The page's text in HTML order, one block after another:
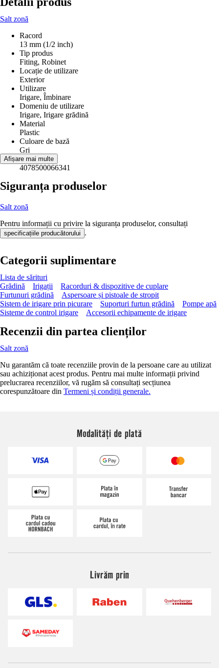
Salt zonă
Racord
13 mm (1/2 inch)
Tip produs
Fiting, Robinet
Locație de utilizare
Exterior
Utilizare
Irigare, Îmbinare
Domeniu de utilizare
Irigare, Irigare grădină
Material
Plastic
Culoare de bază
Gri
EAN
4078500066341
Afișare mai multe
Siguranța produselor
Salt zonă
Pentru informații cu privire la siguranța produselor, consultați
specificațiile producătorului .
Categorii suplimentare
Lista de sărituri
Grădină
Irigații
Racorduri & dispozitive de cuplare
Furtunuri grădină
Aspersoare și pistoale de stropit
Sistem de irigare prin picurare
Suporturi furtun grădină
Pompe apă
Sisteme de control irigare
Accesorii echipamente de irigare
Recenzii din partea clienților
Salt zonă
Nu garantăm că toate recenziile provin de la persoane care au utilizat
sau achiziționat acest produs. Pentru mai multe informații privind
prelucrarea recenziilor, vă rugăm să consultați secțiunea
corespunzătoare din Termeni și condiții generale.
Modalități de plată
Livrăm prin